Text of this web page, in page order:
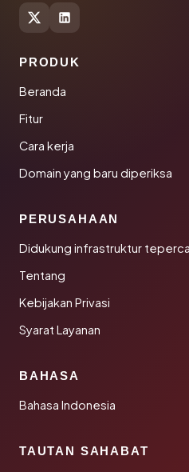
PRODUK
Beranda
Fitur
Cara kerja
Domain yang baru diperiksa
PERUSAHAAN
Didukung infrastruktur
Tentang
Kebijakan Privasi
Syarat Layanan
BAHASA
Bahasa Indonesia
TAUTAN SAHABAT